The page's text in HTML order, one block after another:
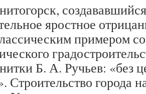
яростное
примером
Б. А. Ручьев: «без
Строительство города